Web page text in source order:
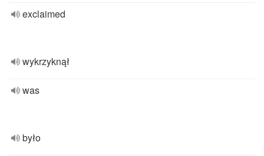
exclaimed
wykrzyknął
was
było